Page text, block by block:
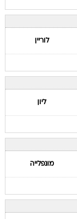
לוריין
ליון
מונפלייה